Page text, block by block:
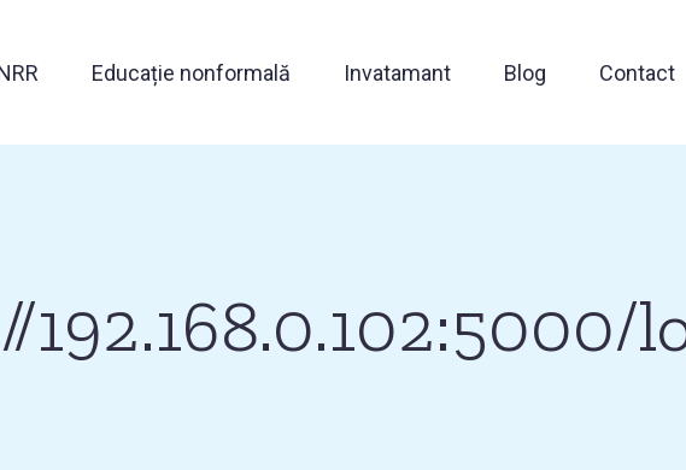
Educație nonformală Invatamant Blog Contact